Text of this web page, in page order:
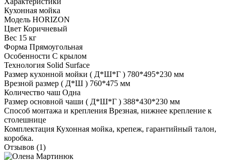
Кухонная мойка
Модель HORIZON
Цвет Коричневый
Вес 15 кг
Форма Прямоугольная
Особенности С крылом
Технология Solid Surface
Размер кухонной мойки ( Д*Ш*Г ) 780*495*230 мм
Врезной размер ( Д*Ш ) 760*475 мм
Количество чаш Одна
Размер основной чаши ( Д*Ш*Г ) 388*430*230 мм
Способ монтажа и крепления Врезная, нижнее крепление к
столешнице
Комплектация Кухонная мойка, крепеж, гарантийный талон,
коробка.
Отзывов (1)